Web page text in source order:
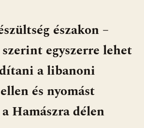
t e
g
északon –
egyszerre lehet
a libanoni
és nyomást
Hamászra délen